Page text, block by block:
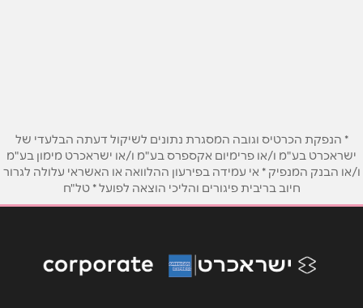
אימייל *
* הנפקת הכרטיס וגובה המסגרת נתונים לשיקול דעתה הבלעדי של
ישראכרט בע"מ ו/או פרימיום אקספרס בע"מ ו/או ישראכרט מימון בע"מ
ו/או הבנק המנפיק * אי עמידה בפירעון ההלוואה או האשראי עלולה לגרור
חיוב בריבית פיגורים והליכי הוצאה לפועל * טל"ח